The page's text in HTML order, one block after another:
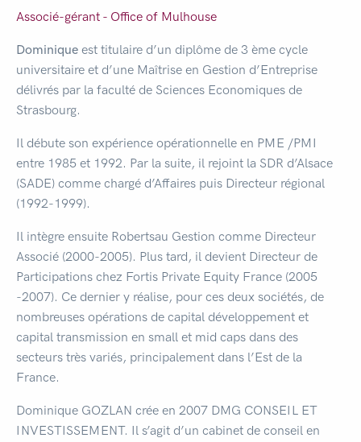
Associé-gérant - Office of Mulhouse
Dominique est titulaire d’un diplôme de 3 ème cycle
universitaire et d’une Maîtrise en Gestion d’Entreprise
délivrés par la faculté de Sciences Economiques de
Strasbourg.
Il débute son expérience opérationnelle en PME /PMI
entre 1985 et 1992. Par la suite, il rejoint la SDR d’Alsace
(SADE) comme chargé d’Affaires puis Directeur régional
(1992-1999).
Il intègre ensuite Robertsau Gestion comme Directeur
Associé (2000-2005). Plus tard, il devient Directeur de
Participations chez Fortis Private Equity France (2005
-2007). Ce dernier y réalise, pour ces deux sociétés, de
nombreuses opérations de capital développement et
capital transmission en small et mid caps dans des
secteurs très variés, principalement dans l’Est de la
France.
Dominique GOZLAN crée en 2007 DMG CONSEIL ET
INVESTISSEMENT. Il s’agit d’un cabinet de conseil en